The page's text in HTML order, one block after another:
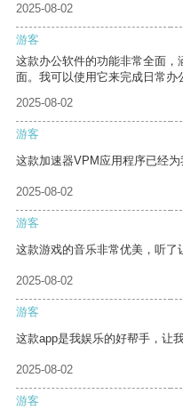
2025-08-02
游客
这款办公软件的功能非常全面
面。我可以使用它来完成日常办
2025-08-02
游客
这款加速器VPM应用程序已经为
2025-08-02
游客
这款游戏的音乐非常优美，听了
2025-08-02
游客
这款app是我娱乐的好帮手，让
2025-08-02
游客